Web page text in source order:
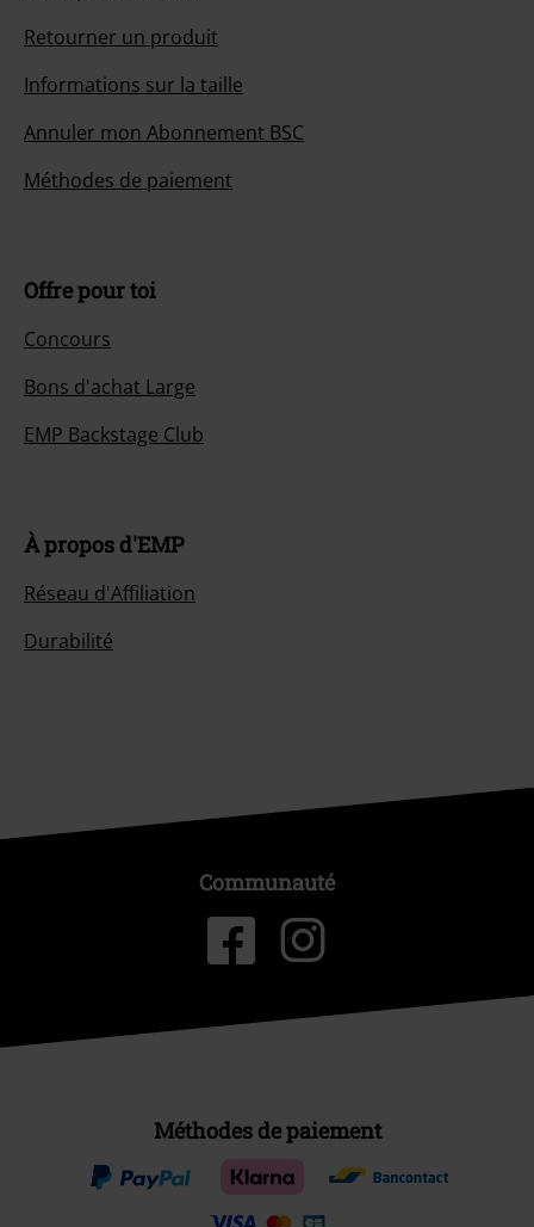
Retourner un produit
Informations sur la taille
Annuler mon Abonnement BSC
Méthodes de paiement
Offre pour toi
Concours
Bons d'achat Large
EMP Backstage Club
À propos d'EMP
Réseau d'Affiliation
Durabilité
Communauté
Méthodes de paiement